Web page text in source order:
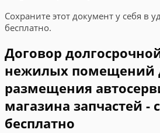
Сохраните этот документ у себя в
бесплатно.
Договор
нежилых помещений
размещения
магазина запчастей -
бесплатно